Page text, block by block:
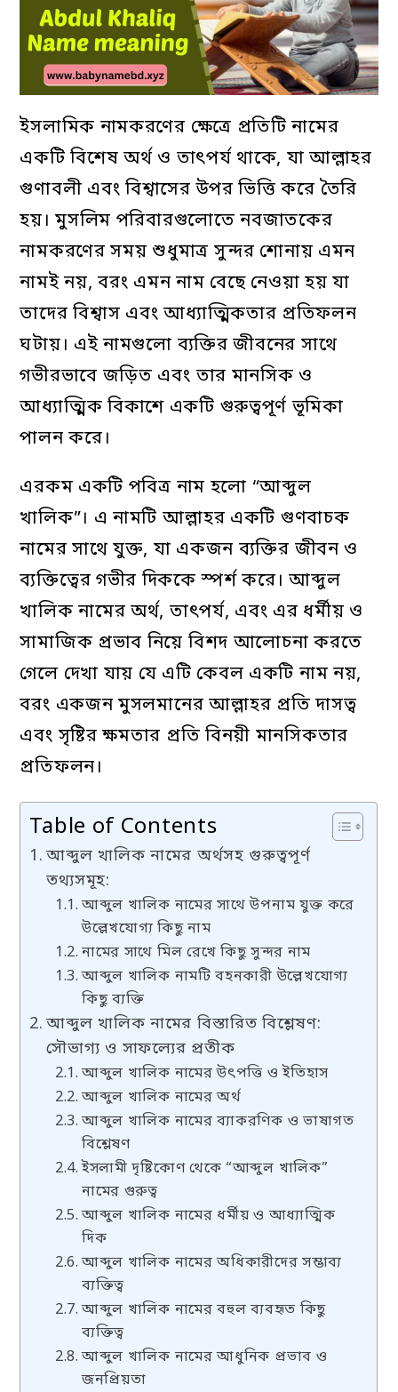
ইসলামিক নামকরণের ক্ষেত্রে প্রতিটি নামের
একটি বিশেষ অর্থ ও তাৎপর্য থাকে, যা আল্লাহর
গুণাবলী এবং বিশ্বাসের উপর ভিত্তি করে তৈরি
হয়। মুসলিম পরিবারগুলোতে নবজাতকের
নামকরণের সময় শুধুমাত্র সুন্দর শোনায় এমন
নামই নয়, বরং এমন নাম বেছে নেওয়া হয় যা
তাদের বিশ্বাস এবং আধ্যাত্মিকতার প্রতিফলন
ঘটায়। এই নামগুলো ব্যক্তির জীবনের সাথে
গভীরভাবে জড়িত এবং তার মানসিক ও
আধ্যাত্মিক বিকাশে একটি গুরুত্বপূর্ণ ভূমিকা
পালন করে।
এরকম একটি পবিত্র নাম হলো “আব্দুল
খালিক”। এ নামটি আল্লাহর একটি গুণবাচক
নামের সাথে যুক্ত, যা একজন ব্যক্তির জীবন ও
ব্যক্তিত্বের গভীর দিককে স্পর্শ করে। আব্দুল
খালিক নামের অর্থ, তাৎপর্য, এবং এর ধর্মীয় ও
সামাজিক প্রভাব নিয়ে বিশদ আলোচনা করতে
গেলে দেখা যায় যে এটি কেবল একটি নাম নয়,
বরং একজন মুসলমানের আল্লাহর প্রতি দাসত্ব
এবং সৃষ্টির ক্ষমতার প্রতি বিনয়ী মানসিকতার
প্রতিফলন।
Table of Contents
আব্দুল খালিক নামের অর্থসহ গুরুত্বপূর্ণ
তথ্যসমূহ:
আব্দুল খালিক নামের সাথে উপনাম যুক্ত করে
উল্লেখযোগ্য কিছু নাম
নামের সাথে মিল রেখে কিছু সুন্দর নাম
আব্দুল খালিক নামটি বহনকারী উল্লেখযোগ্য
কিছু ব্যক্তি
আব্দুল খালিক নামের বিস্তারিত বিশ্লেষণ:
সৌভাগ্য ও সাফল্যের প্রতীক
আব্দুল খালিক নামের উৎপত্তি ও ইতিহাস
আব্দুল খালিক নামের অর্থ
আব্দুল খালিক নামের ব্যাকরণিক ও ভাষাগত
বিশ্লেষণ
ইসলামী দৃষ্টিকোণ থেকে “আব্দুল খালিক”
নামের গুরুত্ব
আব্দুল খালিক নামের ধর্মীয় ও আধ্যাত্মিক
দিক
আব্দুল খালিক নামের অধিকারীদের সম্ভাব্য
ব্যক্তিত্ব
আব্দুল খালিক নামের বহুল ব্যবহৃত কিছু
ব্যক্তিত্ব
আব্দুল খালিক নামের আধুনিক প্রভাব ও
জনপ্রিয়তা